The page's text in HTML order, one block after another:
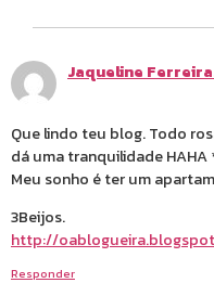
Jaqueline
Que lindo teu blog. Todo
dá uma tranquilidade HAHA
Meu sonho é ter um
3Beijos.
http://
Responder